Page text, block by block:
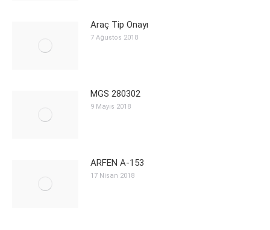
Araç Tip Onayı
7 Ağustos 2018
MGS 280302
9 Mayıs 2018
ARFEN A-153
17 Nisan 2018